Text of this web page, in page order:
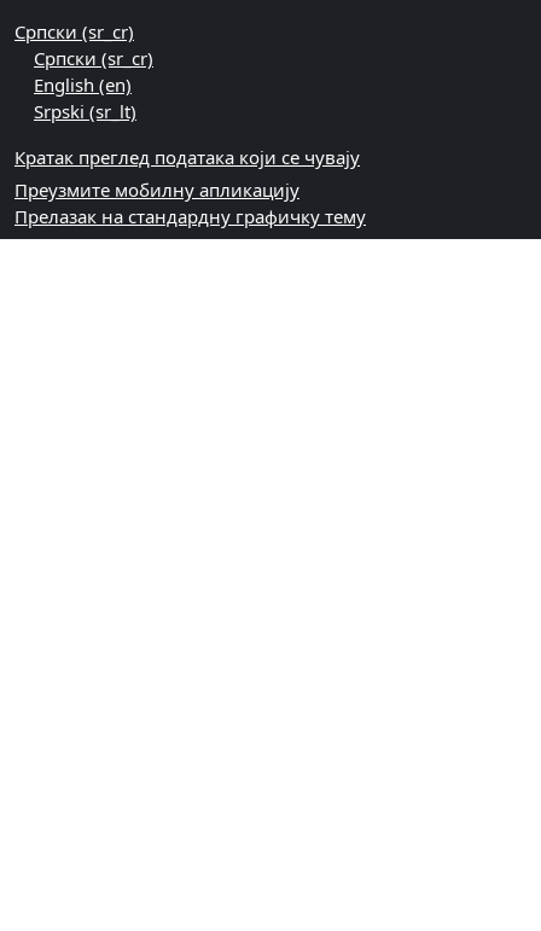
Српски ‎(sr_cr)‎
Српски ‎(sr_cr)‎
English ‎(en)‎
Srpski ‎(sr_lt)‎
Кратак преглед података који се чувају
Преузмите мобилну апликацију
Прелазак на стандардну графичку тему